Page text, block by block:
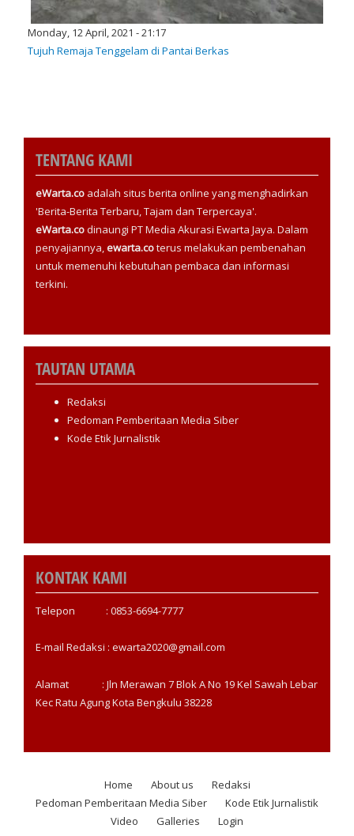
Monday, 12 April, 2021 - 21:17
Tujuh Remaja Tenggelam di Pantai Berkas
TENTANG KAMI
eWarta.co adalah situs berita online yang menghadirkan
'Berita-Berita Terbaru, Tajam dan Terpercaya'.
eWarta.codinaungi PT Media Akurasi Ewarta Jaya. Dalam
penyajiannya, ewarta.coterus melakukan pembenahan
untuk memenuhi kebutuhan pembaca dan informasi
terkini.
TAUTAN UTAMA
Redaksi
Pedoman Pemberitaan Media Siber
Kode Etik Jurnalistik
KONTAK KAMI
Telepon : 0853-6694-7777
E-mail Redaksi : ewarta2020@gmail.com
Alamat : Jln Merawan 7 Blok A No 19 Kel Sawah Lebar
Kec Ratu Agung Kota Bengkulu 38228
Footer
Home About us
Redaksi
Pedoman Pemberitaan Media Siber
Kode Etik Jurnalistik
Video
Galleries Login